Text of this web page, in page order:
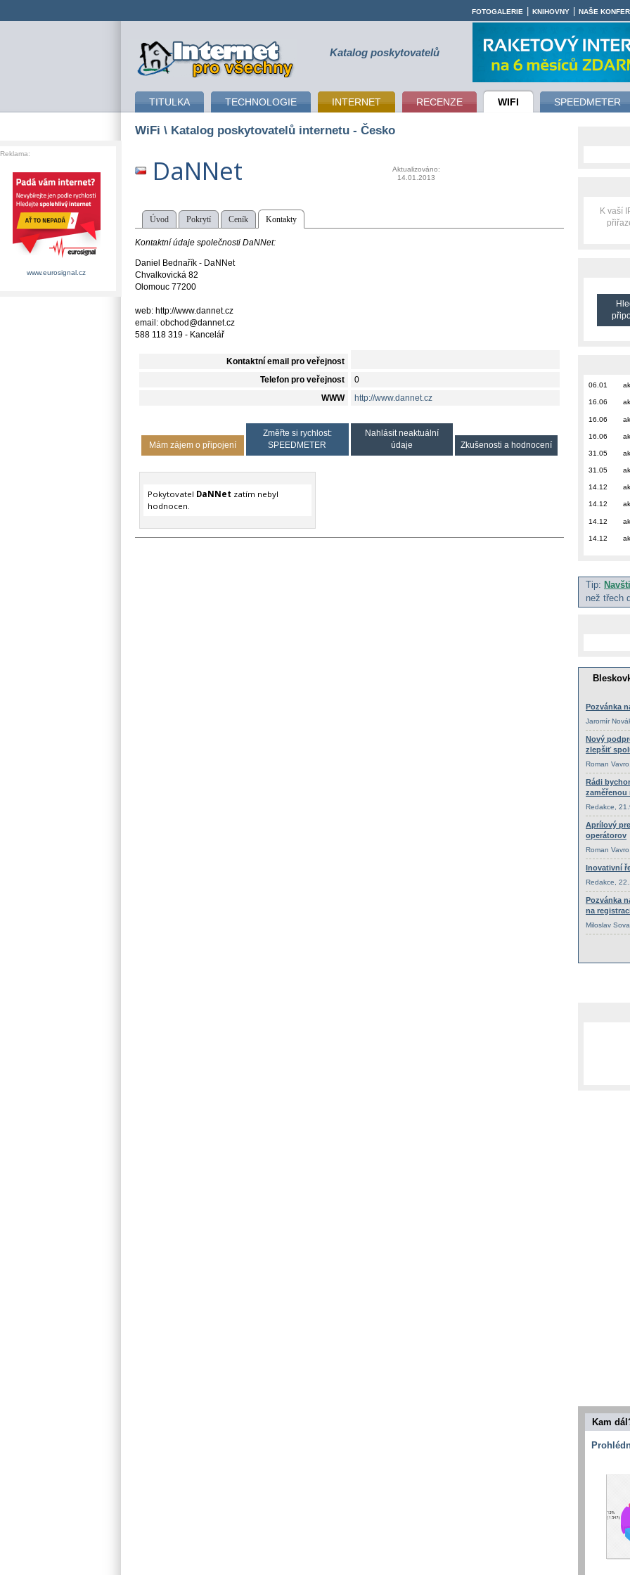
připojení k internetu Katalog poskytovatelů
TITULKA TECHNOLOGIE INTERNET RECENZE WIFI SPEEDMETER
FOTOGALERIE KNIHOVNY NAŠE
WiFi \ Katalog poskytovatelů internetu - Česko
DaNNet
Aktualizováno:
14.01.2013
Úvod Pokrytí Ceník Kontakty
Kontaktní údaje společnosti DaNNet:
Daniel Bednařík - DaNNet
Chvalkovická 82
Olomouc 77200
web: http://www.dannet.cz
email: obchod@dannet.cz
588 118 319 - Kancelář
Kontaktní email pro veřejnost
Telefon pro veřejnost 0
WWW http://www.dannet.cz
Mám zájem o připojení
Změřte si rychlost:
SPEEDMETER
Nahlásit neaktuální
údaje
Zkušenosti a hodnocení
Pokytovatel DaNNet zatím nebyl
hodnocen.
K vaší
06.01
16.06
16.06
16.06
31.05
31.05
14.12
14.12
14.12
14.12
Tip:
než třech
Kam
Reklama:
www.eurosignal.cz